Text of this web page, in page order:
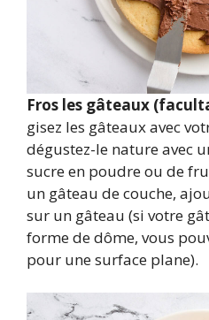
Fros les gâteaux
gisez les gâteaux avec
dégustez-le nature avec
sucre en poudre ou de
un gâteau de couche,
sur un gâteau (si votre
forme de dôme, vous
pour une surface plane).